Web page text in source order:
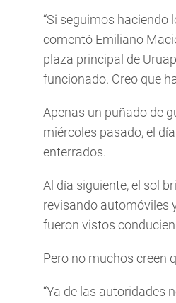
“Si seguimos haciendo
comentó Emiliano
plaza principal de
funcionado. Creo que
Apenas un puñado de
miércoles pasado, el
enterrados.
Al día siguiente, el sol
revisando automóviles
fueron vistos
Pero no muchos creen
“Ya de las autoridades